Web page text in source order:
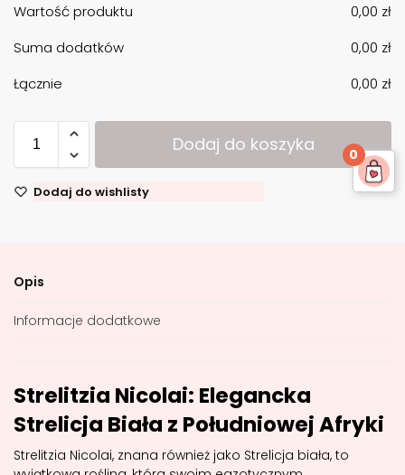
Wartość produktu 0,00 zł
Suma dodatków
0,00 zł
Łącznie
0,00 zł
Dodaj do koszyka
Dodaj do wishlisty
Opis
Informacje dodatkowe
Strelitzia Nicolai: Elegancka
Strelicja Biała z Południowej Afryki
Strelitzia Nicolai, znana również jako Strelicja biała, to
0